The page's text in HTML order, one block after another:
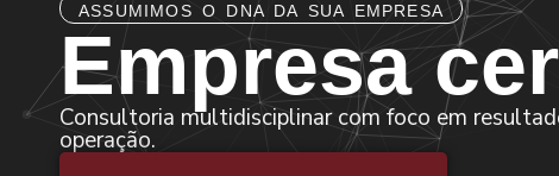
ASSUMIMOS O DNA DA SUA EMPRESA
Empresa
Consultoria multidisciplinar com foco em
operação.